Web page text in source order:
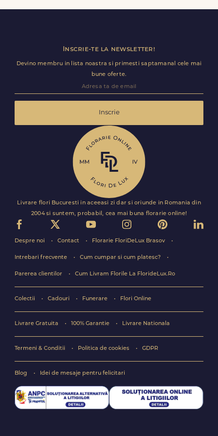
Florile sunt livrate rapid, direct de curierii nostri proprii.
Inscrie-te la newsletter!
Devino membru in lista noastra si primesti saptamanal cele mai
bune oferte.
Inscrie
Livrare flori Bucuresti in aceeasi zi dar si oriunde in Romania din
2004 si suntem, probabil, cea mai buna florarie online!
Despre noi Contact Florarie FloriDeLux Brasov
Intrebari frecvente Cum cumpar si cum platesc?
Parerea clientilor Cum Livram Florile La FlorideLux.Ro
Colectii Cadouri Funerare Flori Online
Livrare Gratuita 100% Garantie Livrare Nationala
Termeni & Conditii Politica de cookies GDPR
Blog Idei de mesaje pentru felicitari